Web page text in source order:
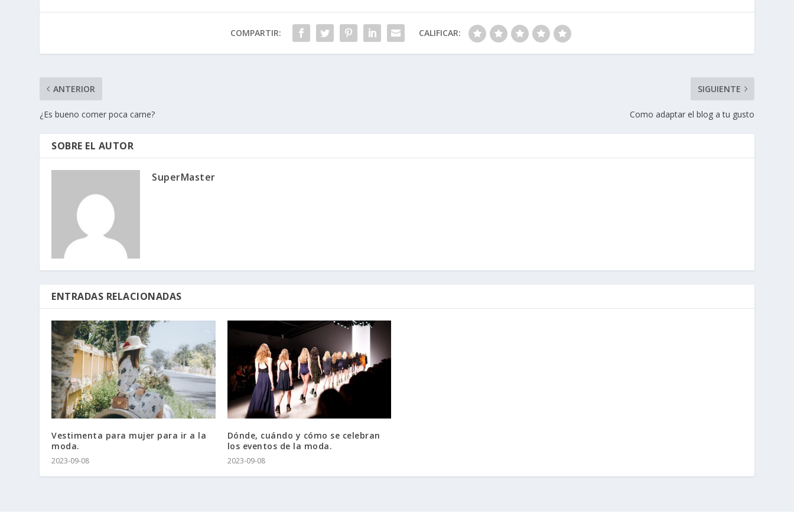
COMPARTIR: CALIFICAR:
ANTERIOR
¿Es bueno comer poca carne?
SIGUIENTE
Como adaptar el blog a tu gusto
SOBRE EL AUTOR
SuperMaster
ENTRADAS RELACIONADAS
Vestimenta para mujer para ir a la
moda.
2023-09-08
Dónde, cuándo y cómo se celebran
los eventos de la moda.
2023-09-08